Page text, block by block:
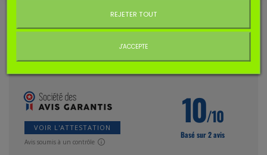
AVIS CLIENTS
AVIS À PROPOS DU PRODUIT
VOIR L'ATTESTATION
Avis soumis à un contrôle
10/10
Basé sur 2 avis
REJETER TOUT
J'ACCEPTE